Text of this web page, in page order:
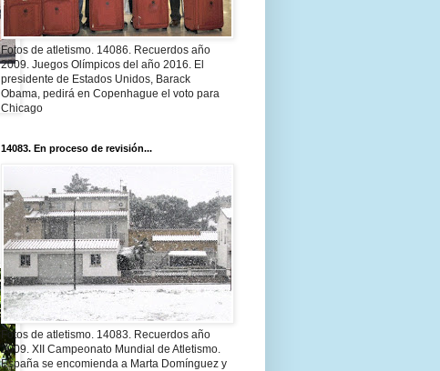
Fotos de atletismo. 14086. Recuerdos año
2009. Juegos Olímpicos del año 2016. El
presidente de Estados Unidos, Barack
Obama, pedirá en Copenhague el voto para
Chicago
14083. En proceso de revisión...
Fotos de atletismo. 14083. Recuerdos año
2009. XII Campeonato Mundial de Atletismo.
España se encomienda a Marta Domínguez y